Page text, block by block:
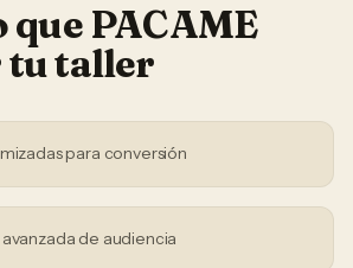
que PACAME
tutaller
para conversión
de audiencia